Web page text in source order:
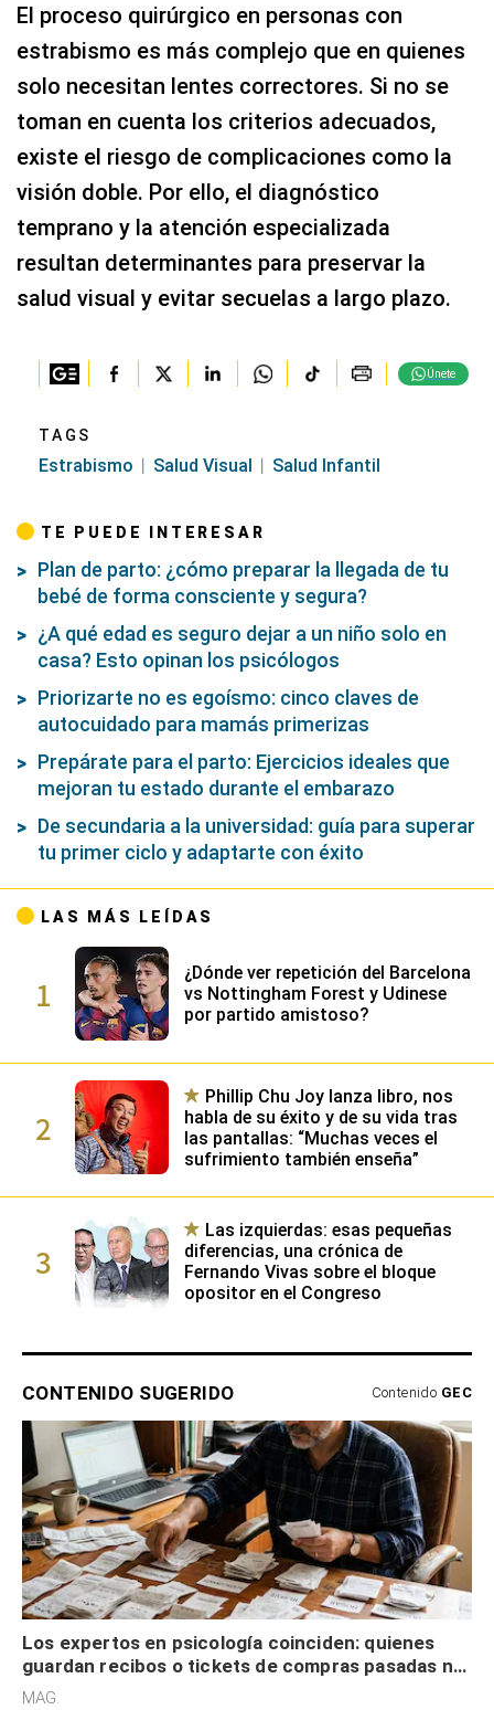
El proceso quirúrgico en personas con
estrabismo es más complejo que en quienes
solo necesitan lentes correctores. Si no se
toman en cuenta los criterios adecuados,
existe el riesgo de complicaciones como la
visión doble. Por ello, el diagnóstico
temprano y la atención especializada
resultan determinantes para preservar la
salud visual y evitar secuelas a largo plazo.
Únete
TAGS
Estrabismo Salud Visual Salud Infantil
TE PUEDE INTERESAR
Plan de parto: ¿cómo preparar la llegada de tu
bebé de forma consciente y segura?
¿A qué edad es seguro dejar a un niño solo en
casa? Esto opinan los psicólogos
Priorizarte no es egoísmo: cinco claves de
autocuidado para mamás primerizas
Prepárate para el parto: Ejercicios ideales que
mejoran tu estado durante el embarazo
De secundaria a la universidad: guía para superar
tu primer ciclo y adaptarte con éxito
LAS MÁS LEÍDAS
1
¿Dónde ver repetición del Barcelona
vs Nottingham Forest y Udinese
por partido amistoso?
2
Phillip Chu Joy lanza libro, nos
habla de su éxito y de su vida tras
las pantallas: “Muchas veces el
sufrimiento también enseña”
3
Las izquierdas: esas pequeñas
diferencias, una crónica de
Fernando Vivas sobre el bloque
opositor en el Congreso
CONTENIDO SUGERIDO Contenido GEC
Los expertos en psicología coinciden: quienes
guardan recibos o tickets de compras pasadas no
son acumuladores, sino que tienen necesidad de
MAG.